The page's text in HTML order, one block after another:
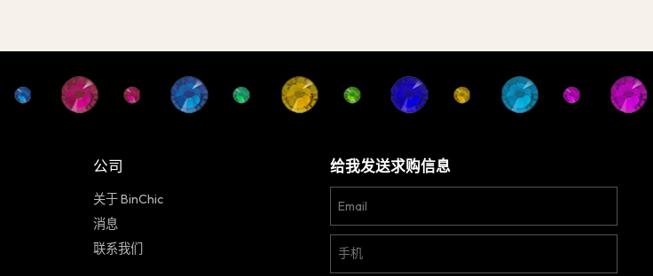
公司
关于 BinChic
消息
联系我们
给我发送求购信息